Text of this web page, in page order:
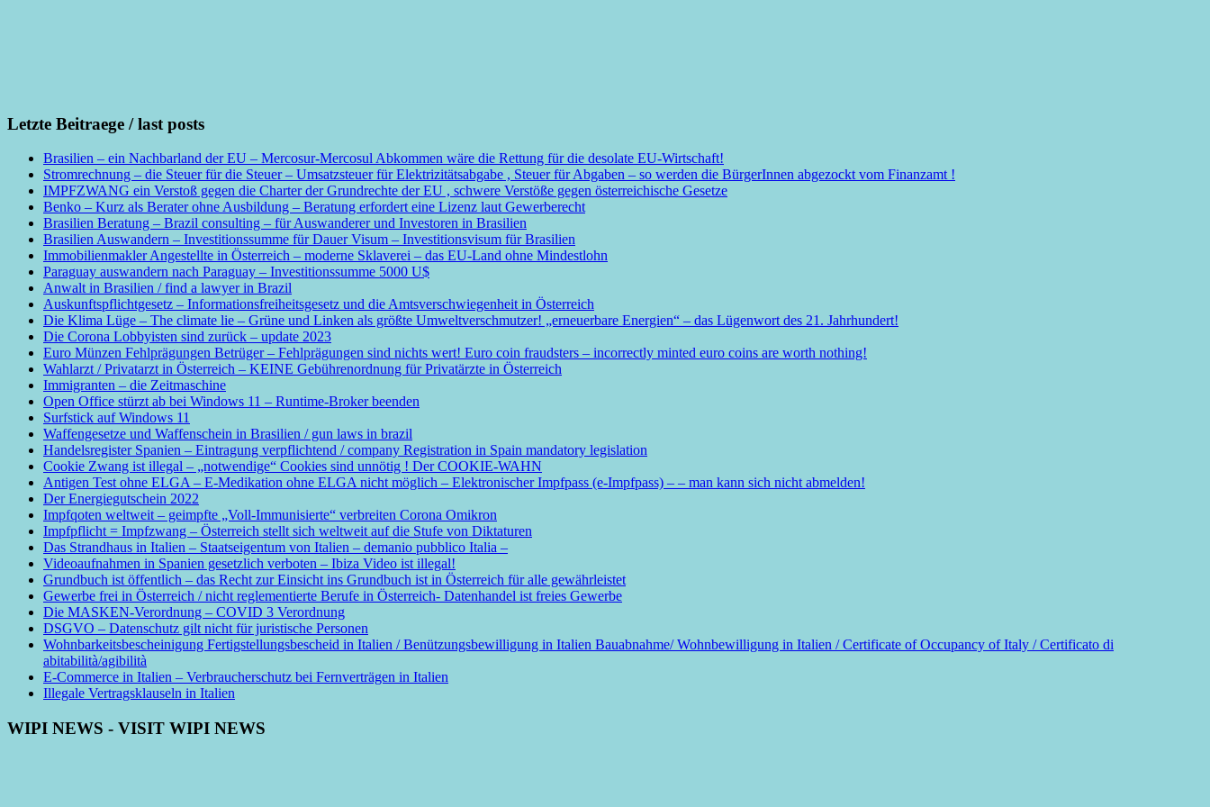
Letzte Beitraege / last posts
Brasilien – ein Nachbarland der EU – Mercosur-Mercosul Abkommen wäre die Rettung für die desolate EU-Wirtschaft!
Stromrechnung – die Steuer für die Steuer – Umsatzsteuer für Elektrizitätsabgabe , Steuer für Abgaben – so werden die BürgerInnen abgezockt vom Finanzamt !
IMPFZWANG ein Verstoß gegen die Charter der Grundrechte der EU , schwere Verstöße gegen österreichische Gesetze
Benko – Kurz als Berater ohne Ausbildung – Beratung erfordert eine Lizenz laut Gewerberecht
Brasilien Beratung – Brazil consulting – für Auswanderer und Investoren in Brasilien
Brasilien Auswandern – Investitionssumme für Dauer Visum – Investitionsvisum für Brasilien
Immobilienmakler Angestellte in Österreich – moderne Sklaverei – das EU-Land ohne Mindestlohn
Paraguay auswandern nach Paraguay – Investitionssumme 5000 U$
Anwalt in Brasilien / find a lawyer in Brazil
Auskunftspflichtgesetz – Informationsfreiheitsgesetz und die Amtsverschwiegenheit in Österreich
Die Klima Lüge – The climate lie – Grüne und Linken als größte Umweltverschmutzer! „erneuerbare Energien“ – das Lügenwort des 21. Jahrhundert!
Die Corona Lobbyisten sind zurück – update 2023
Euro Münzen Fehlprägungen Betrüger – Fehlprägungen sind nichts wert! Euro coin fraudsters – incorrectly minted euro coins are worth nothing!
Wahlarzt / Privatarzt in Österreich – KEINE Gebührenordnung für Privatärzte in Österreich
Immigranten – die Zeitmaschine
Open Office stürzt ab bei Windows 11 – Runtime-Broker beenden
Surfstick auf Windows 11
Waffengesetze und Waffenschein in Brasilien / gun laws in brazil
Handelsregister Spanien – Eintragung verpflichtend / company Registration in Spain mandatory legislation
Cookie Zwang ist illegal – „notwendige“ Cookies sind unnötig ! Der COOKIE-WAHN
Antigen Test ohne ELGA – E-Medikation ohne ELGA nicht möglich – Elektronischer Impfpass (e-Impfpass) – – man kann sich nicht abmelden!
Der Energiegutschein 2022
Impfqoten weltweit – geimpfte „Voll-Immunisierte“ verbreiten Corona Omikron
Impfpflicht = Impfzwang – Österreich stellt sich weltweit auf die Stufe von Diktaturen
Das Strandhaus in Italien – Staatseigentum von Italien – demanio pubblico Italia –
Videoaufnahmen in Spanien gesetzlich verboten – Ibiza Video ist illegal!
Grundbuch ist öffentlich – das Recht zur Einsicht ins Grundbuch ist in Österreich für alle gewährleistet
Gewerbe frei in Österreich / nicht reglementierte Berufe in Österreich- Datenhandel ist freies Gewerbe
Die MASKEN-Verordnung – COVID 3 Verordnung
DSGVO – Datenschutz gilt nicht für juristische Personen
Wohnbarkeitsbescheinigung Fertigstellungsbescheid in Italien / Benützungsbewilligung in Italien Bauabnahme/ Wohnbewilligung in Italien / Certificate of Occupancy of Italy / Certificato di
abitabilità/agibilità
E-Commerce in Italien – Verbraucherschutz bei Fernverträgen in Italien
Illegale Vertragsklauseln in Italien
WIPI NEWS - VISIT WIPI NEWS